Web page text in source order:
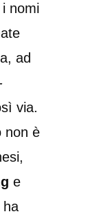
nomi
ad
via.
non è
e
ha